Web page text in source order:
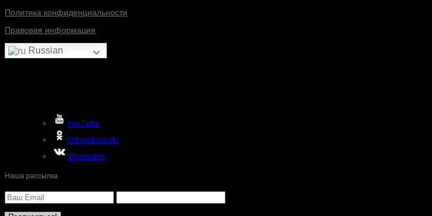
Политика конфиденциальности
Правовая информация
Russian
YouTube
Odnoklassniki
VKontakte
Наша рассылка